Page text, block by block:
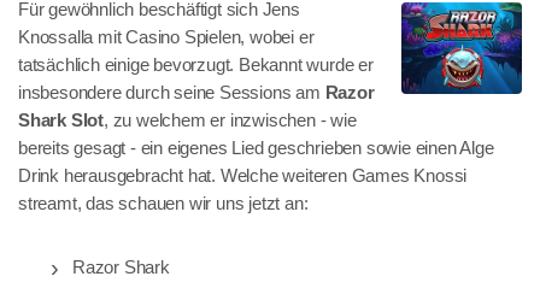
Für gewöhnlich beschäftigt sich Jens
Knossalla mit Casino Spielen, wobei er
tatsächlich einige bevorzugt. Bekannt wurde er
insbesondere durch seine Sessions am Razor
Shark Slot, zu welchem er inzwischen - wie
bereits gesagt - ein eigenes Lied geschrieben sowie einen Alge
Drink herausgebracht hat. Welche weiteren Games Knossi
streamt, das schauen wir uns jetzt an:
Razor Shark